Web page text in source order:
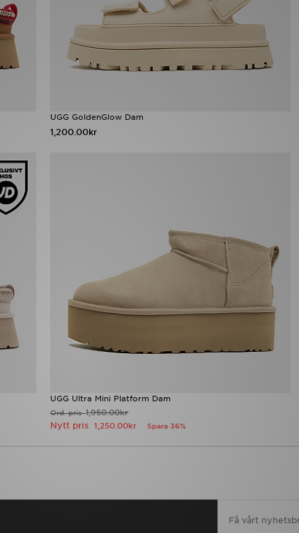
UGG GoldenGlow Dam
1,200.00kr
UGG Ultra Mini Platform Dam
Ord. pris1,950.00kr
Nytt pris1,250.00kr Spara 36%